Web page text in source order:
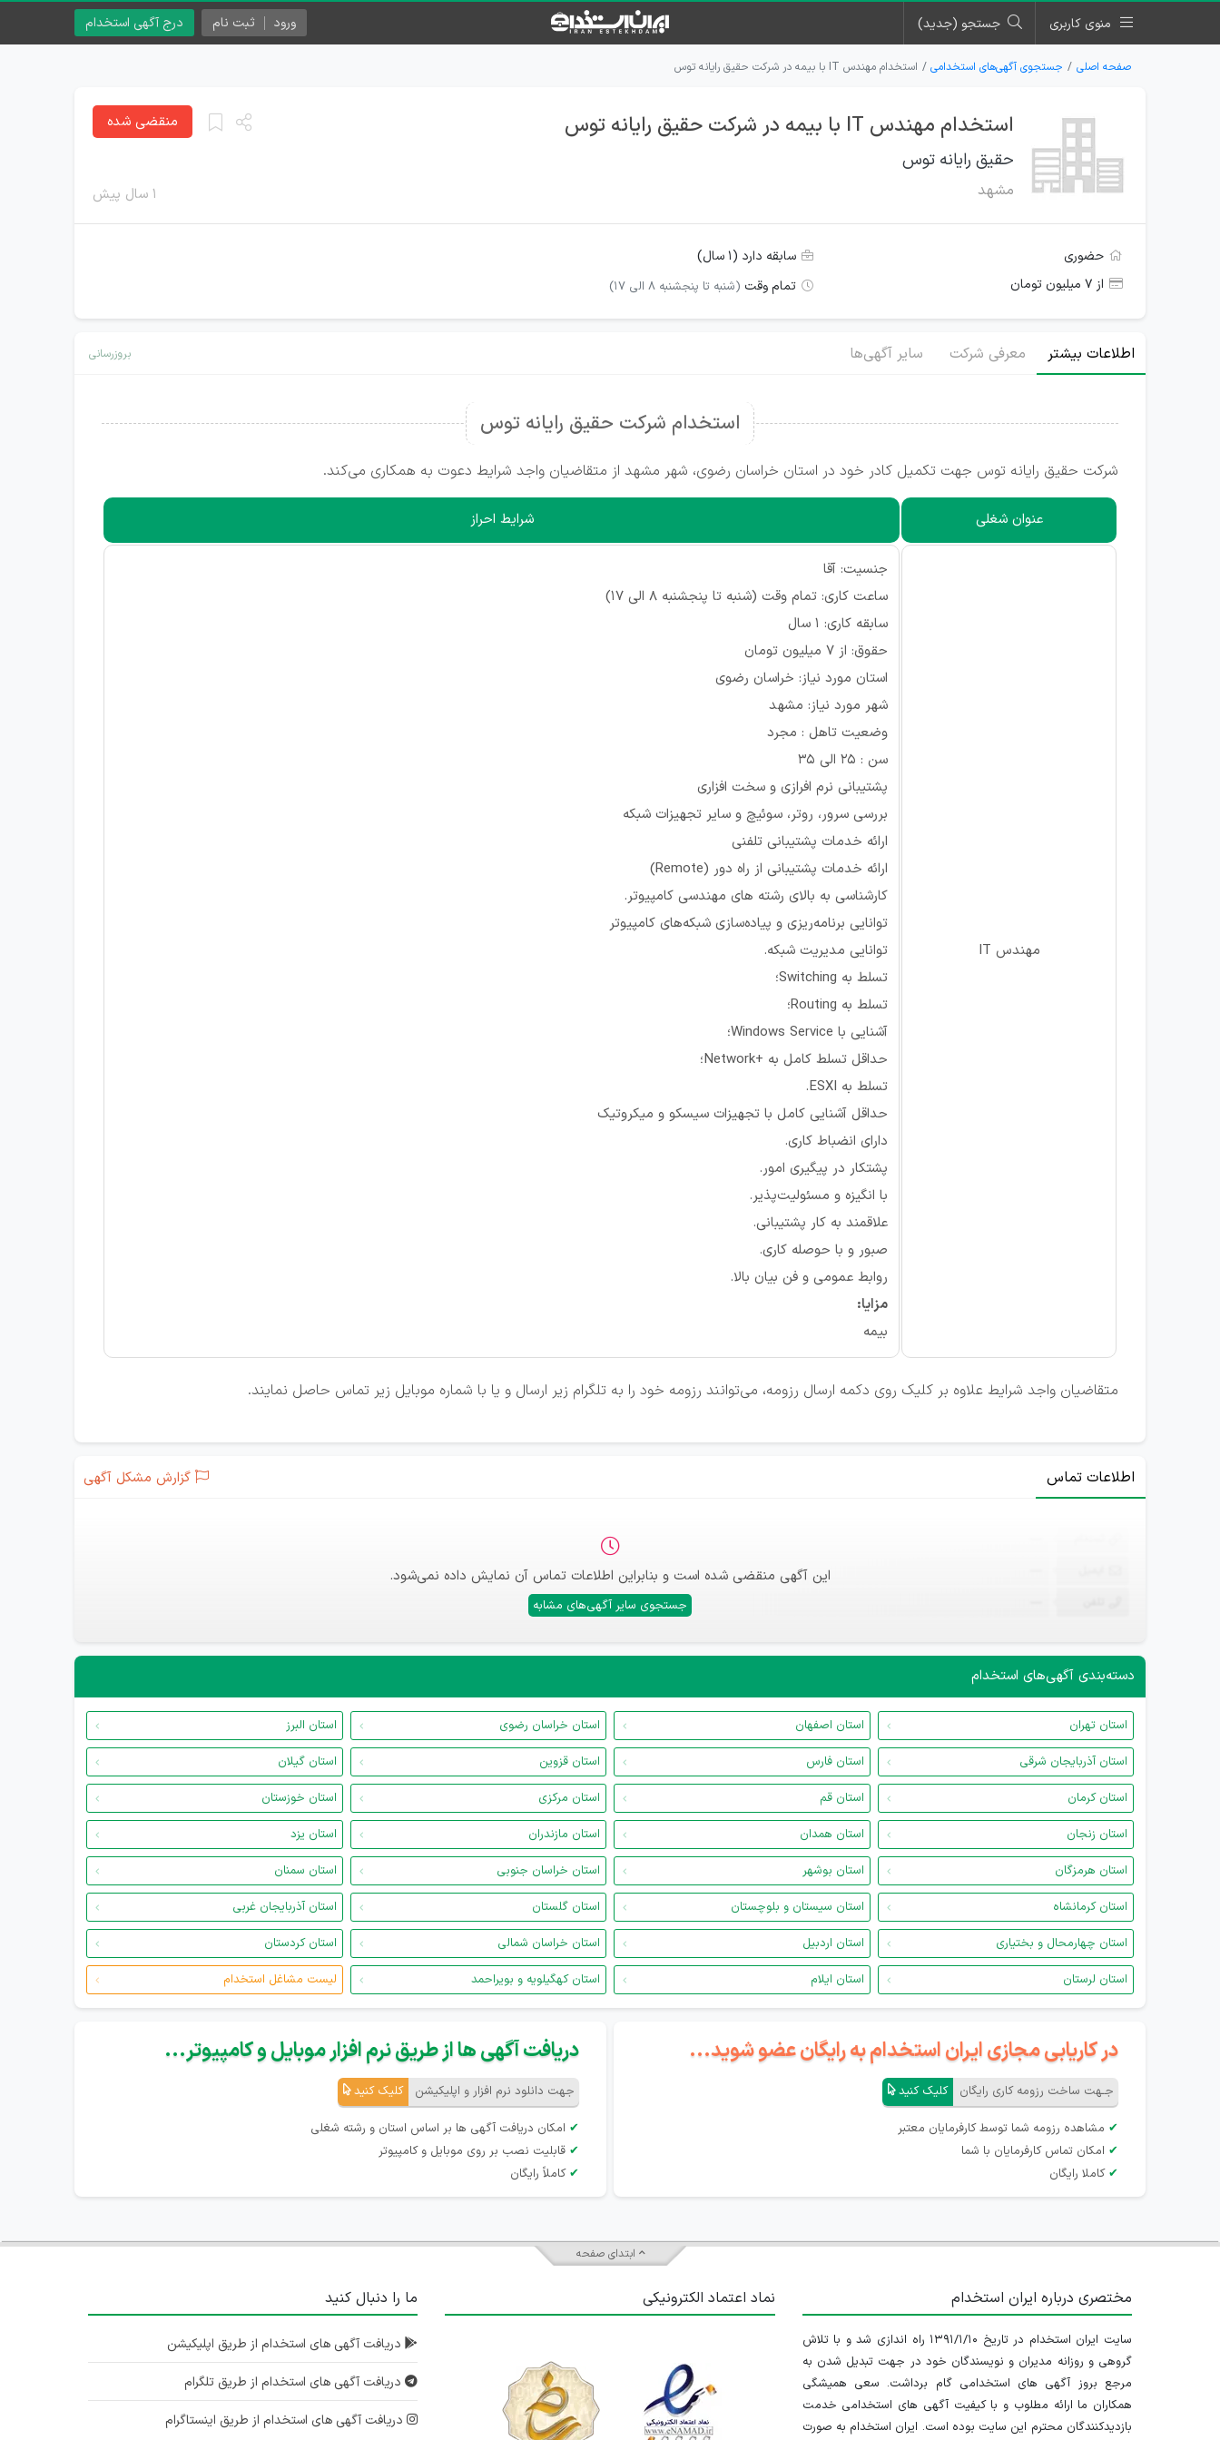
منوی کاربری جستجو (جدید) درج آگهی استخدام ورود ثبت نام
صفحه اصلی جستجوی آگهی‌های استخدامی استخدام مهندس IT با بیمه در شرکت حقیق رایانه توس
استخدام مهندس IT با بیمه در شرکت حقیق رایانه توس
حقیق رایانه توس
مشهد ۱ سال پیش
منقضی شده
حضوری
سابقه دارد (۱ سال)
از ۷ میلیون تومان
تمام وقت (شنبه تا پنجشنبه ۸ الی ۱۷)
اطلاعات بیشتر معرفی شرکت سایر آگهی‌ها بروزرسانی
استخدام شرکت حقیق رایانه توس
شرکت حقیق رایانه توس جهت تکمیل کادر خود در استان خراسان رضوی، شهر مشهد از متقاضیان واجد شرایط دعوت به همکاری می‌کند.
عنوان شغلی شرایط احراز
مهندس IT
جنسیت: آقا
ساعت کاری: تمام وقت (شنبه تا پنجشنبه ۸ الی ۱۷)
سابقه کاری: ۱ سال
حقوق: از ۷ میلیون تومان
استان مورد نیاز: خراسان رضوی
شهر مورد نیاز: مشهد
وضعیت تاهل : مجرد
سن : ۲۵ الی ۳۵
پشتیبانی نرم افرازی و سخت افزاری
بررسی سرور، روتر، سوئیچ و سایر تجهیزات شبکه
ارائه خدمات پشتیبانی تلفنی
ارائه خدمات پشتیبانی از راه دور (Remote)
کارشناسی به بالای رشته های مهندسی کامپیوتر.
توانایی برنامه‌ریزی و پیاده‌سازی شبکه‌های کامپیوتر
توانایی مدیریت شبکه.
تسلط به Switching؛
تسلط به Routing؛
آشنایی با Windows Service؛
حداقل تسلط کامل به +Network؛
تسلط به ESXI.
حداقل آشنایی کامل با تجهیزات سیسکو و میکروتیک
دارای انضباط کاری.
پشتکار در پیگیری امور.
با انگیزه و مسئولیت‌پذیر.
علاقمند به کار پشتیبانی.
صبور و با حوصله کاری.
روابط عمومی و فن بیان بالا.
مزایا:
بیمه
متقاضیان واجد شرایط علاوه بر کلیک روی دکمه ارسال رزومه، می‌توانند رزومه خود را به تلگرام زیر ارسال و یا با شماره موبایل زیر تماس حاصل نمایند.
اطلاعات تماس گزارش مشکل آگهی
این آگهی منقضی شده است و بنابراین اطلاعات تماس آن نمایش داده نمی‌شود.
جستجوی سایر آگهی‌های مشابه
دسته‌بندی آگهی‌های استخدام
استان تهران استان اصفهان استان خراسان رضوی
استان البرز
استان آذربایجان شرقی
استان فارس استان قزوین
استان گیلان
استان کرمان
استان قم استان مرکزی
استان خوزستان
استان زنجان
استان همدان استان مازندران
استان یزد
استان هرمزگان
استان بوشهر استان خراسان جنوبی
استان سمنان
استان کرمانشاه
استان سیستان و بلوچستان استان گلستان
استان آذربایجان غربی
استان چهارمحال و بختیاری
استان اردبیل استان خراسان شمالی
استان کردستان
استان لرستان
استان ایلام استان کهگیلویه و بویراحمد لیست مشاغل استخدام
در کاریابی مجازی ایران استخدام به رایگان عضو شوید...
جـهت ساخت رزومه کاری رایگان کلیک کنید
✔ مشاهده رزومه شما توسط کارفرمایان معتبر
✔ امکان تماس کارفرمایان با شما
✔ کاملا رایگان
دریافت آگهی ها از طریق نرم افزار موبایل و کامپیوتر...
جهت دانلود نرم افزار و اپلیکیشن کلیک کنید
✔ امکان دریافت آگهی ها بر اساس استان و رشته شغلی
✔ قابلیت نصب بر روی موبایل و کامپیوتر
✔ کاملاً رایگان
ابتدای صفحه
مختصری درباره ایران استخدام
سایت ایران استخدام در تاریخ ۱۳۹۱/۱/۱۰ راه اندازی شد و با تلاش
گروهی و روزانه مدیران و نویسندگان خود در جهت تبدیل شدن به
مرجع بروز آگهی های استخدامی گام برداشت. سعی همیشگی
همکاران ما ارائه مطلوب و با کیفیت آگهی های استخدامی خدمت
بازدیدکنندگان محترم این سایت بوده است. ایران استخدام به صورت
نماد اعتماد الکترونیکی ما را دنبال کنید
دریافت آگهی های استخدام از طریق اپلیکیشن
دریافت آگهی های استخدام از طریق تلگرام
دریافت آگهی های استخدام از طریق اینستاگرام